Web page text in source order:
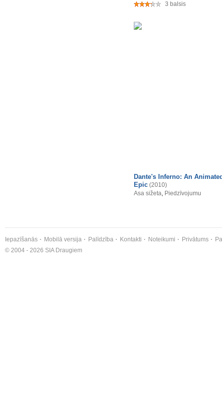
3 balsis
Dante's Inferno: An
Epic (2010)
Asa sižeta, Piedzīvojumu
Iepazīšanās Mobilā versija Palīdzība Kontakti Noteikumi Privātums
© 2004 - 2026 SIA Draugiem